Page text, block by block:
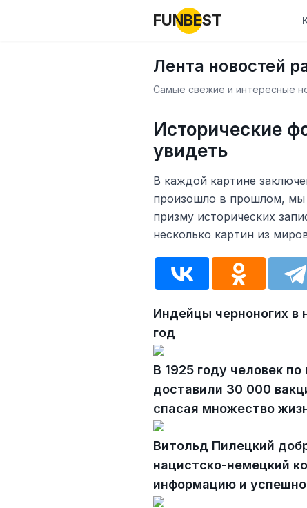
FUNBEST
Лента новостей
Самые свежие и интересные
Исторические
увидеть
В каждой картине
произошло в прошлом, мы
призму исторических
несколько картин из
Индейцы черноногих в
год
В 1925 году человек
доставили 30 000
спасая множество
Витольд Пилецкий
нацистско-немецкий
информацию и